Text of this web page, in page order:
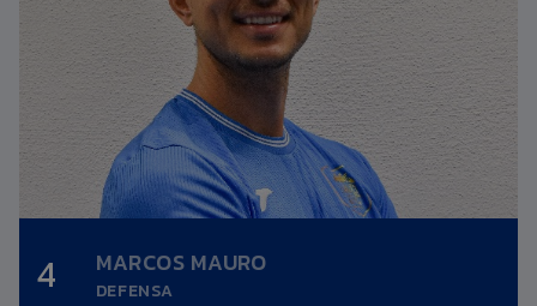
4 MARCOS MAURO
DEFENSA
Altura:0,00m.
Fecha nacimiento: